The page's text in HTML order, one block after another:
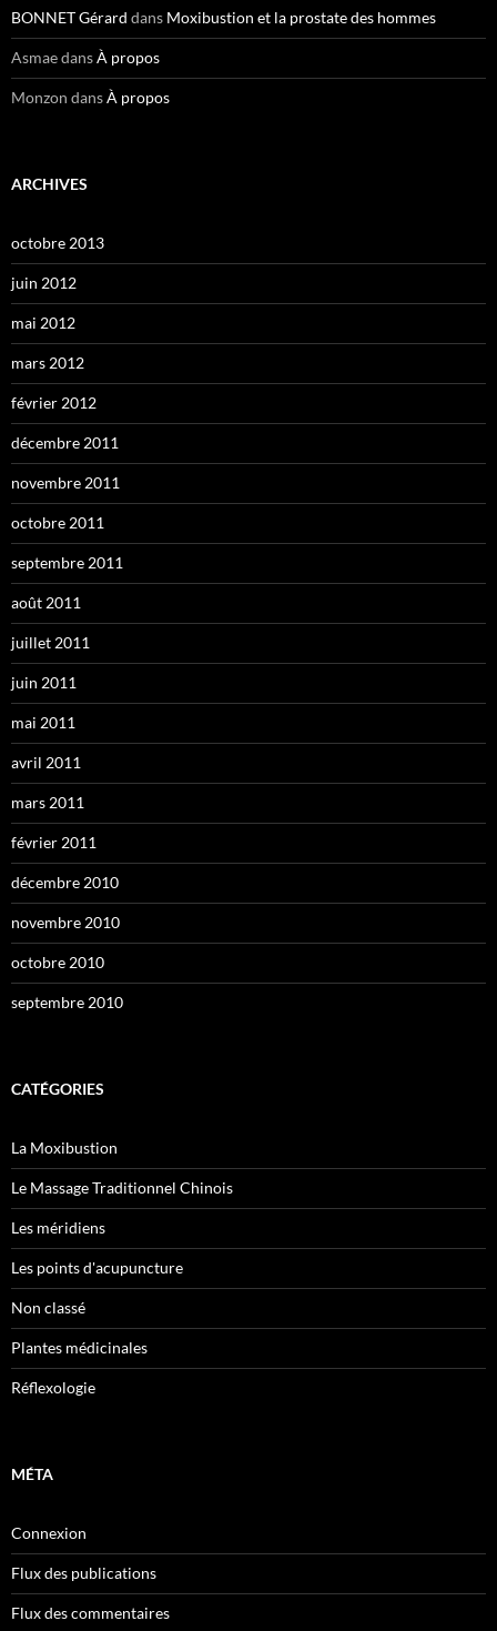
BONNET Gérard dans Moxibustion et la prostate des hommes
AsmaedansÀ propos
Monzon dansÀ propos
ARCHIVES
octobre 2013
juin 2012
mai 2012
mars 2012
février 2012
décembre 2011
novembre 2011
octobre 2011
septembre 2011
août 2011
juillet 2011
juin 2011
mai 2011
avril 2011
mars 2011
février 2011
décembre 2010
novembre 2010
octobre 2010
septembre 2010
CATÉGORIES
La Moxibustion
Le Massage Traditionnel Chinois
Les méridiens
Les points d'acupuncture
Non classé
Plantes médicinales
Réflexologie
MÉTA
Connexion
Flux des publications
Flux des commentaires